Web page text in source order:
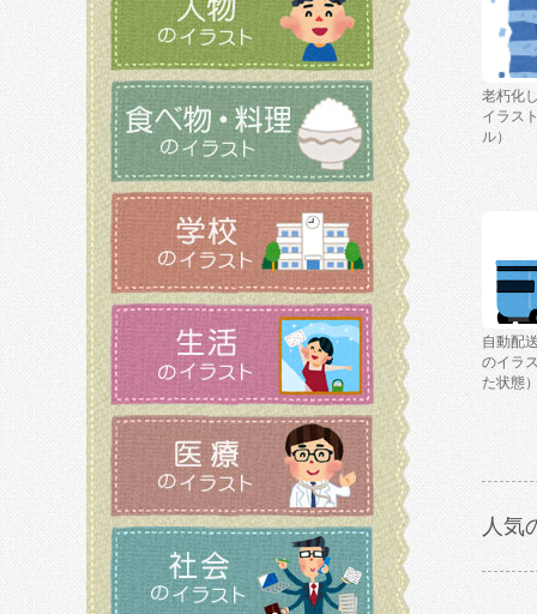
老朽化
イラス
ル）
自動配
のイラ
た状態
人気